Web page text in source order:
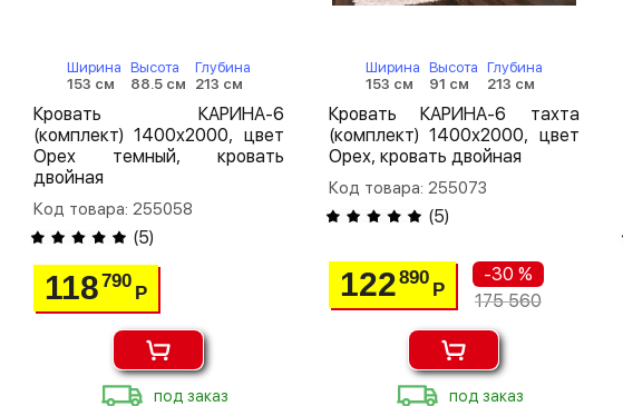
Ширина
153 см
Высота
88.5 см
Глубина
213 см
Кровать КАРИНА-6
(комплект) 1400х2000, цвет
Орех темный, кровать
двойная
Код товара: 255058
(5)
118790
Р
под заказ
Ширина
153 см
Высота
91 см
Глубина
213 см
Кровать КАРИНА-6 тахта
(комплект) 1400х2000, цвет
Орех, кровать двойная
Код товара: 255073
(5)
122890
Р
-30 %
175 560
под заказ